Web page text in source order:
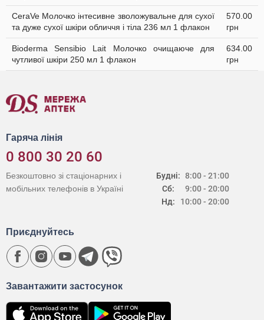
CeraVe Молочко інтесивне зволожувальне для сухої
та дуже сухої шкіри обличчя і тіла 236 мл 1 флакон
570.00
грн
Bioderma Sensibio Lait Молочко очищаюче для
чутливої шкіри 250 мл 1 флакон
634.00
грн
Гаряча лінія
0 800 30 20 60
Будні:
Сб:
Нд:
8:00 - 21:00
9:00 - 20:00
10:00 - 20:00
Безкоштовно зі стаціонарних і
мобільних телефонів в Україні
Завантажити застосунок
Приєднуйтесь